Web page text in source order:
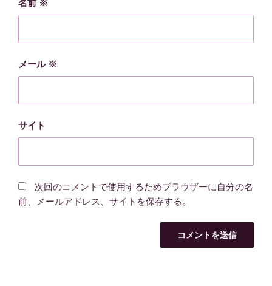
名前 ※
メール ※
サイト
次回のコメントで使用するためブラウザーに自分の名
前、メールアドレス、サイトを保存する。